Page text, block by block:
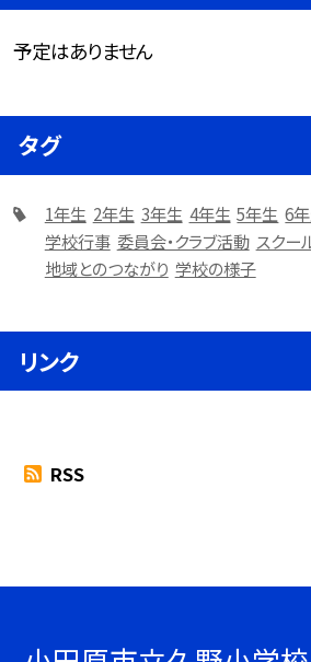
予定はありません
タグ
1年生 2年生 3年生 4年生 5年生 6
学校行事 委員会・クラブ活動 スクー
地域とのつながり 学校の様子
リンク
RSS